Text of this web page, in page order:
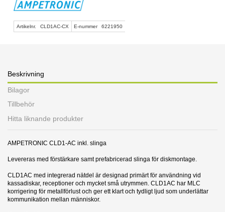
Artikelnr. CLD1AC-CX E-nummer 6221950
Beskrivning
Bilagor
Tillbehör
Hitta liknande produkter
AMPETRONIC CLD1-AC inkl. slinga
Levereras med förstärkare samt prefabricerad slinga för diskmontage.
CLD1AC med integrerad nätdel är designad primärt för användning vid
kassadiskar, receptioner och mycket små utrymmen. CLD1AC har MLC
korrigering för metallförlust och ger ett klart och tydligt ljud som underlättar
kommunikation mellan människor.